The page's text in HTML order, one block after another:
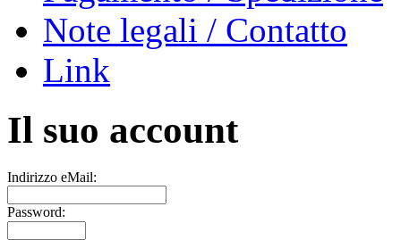
Note legali / Contatto
Link
Il suo account
Indirizzo eMail:
Password: